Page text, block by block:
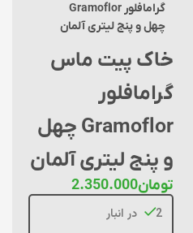
گرامافلور Gramoflor
چهل و پنج لیتری آلمان
خاک پیت ماس
گرامافلور
Gramoflor چهل
و پنج لیتری آلمان
تومان2.350.000
2 در انبار